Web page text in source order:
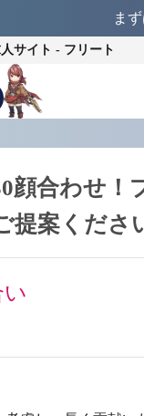
ま
サイト - フリート
顔合わせ
提案くださ